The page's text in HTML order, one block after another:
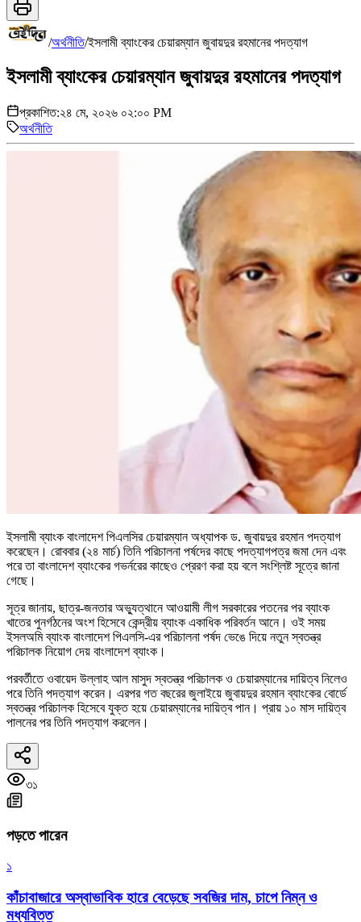
/অর্থনীতি/ইসলামী ব্যাংকের চেয়ারম্যান জুবায়দুর রহমানের পদত্যাগ
ইসলামী ব্যাংকের চেয়ারম্যান জুবায়দুর রহমানের পদত্যাগ
প্রকাশিত:২৪ মে, ২০২৬ ০২:০০ PM
অর্থনীতি
ইসলামী ব্যাংক বাংলাদেশ পিএলসির চেয়ারম্যান অধ্যাপক ড. জুবায়দুর রহমান পদত্যাগ
করেছেন। রোববার (২৪ মার্চ) তিনি পরিচালনা পর্ষদের কাছে পদত্যাগপত্র জমা দেন এবং
পরে তা বাংলাদেশ ব্যাংকের গভর্নরের কাছেও প্রেরণ করা হয় বলে সংশ্লিষ্ট সূত্রে জানা
গেছে।
সূত্র জানায়, ছাত্র-জনতার অভ্যুত্থানে আওয়ামী লীগ সরকারের পতনের পর ব্যাংক
খাতের পুনর্গঠনের অংশ হিসেবে কেন্দ্রীয় ব্যাংক একাধিক পরিবর্তন আনে। ওই সময়
ইসলঅমি ব্যাংক বাংলাদেশ পিএলসি-এর পরিচালনা পর্ষদ ভেঙে দিয়ে নতুন স্বতন্ত্র
পরিচালক নিয়োগ দেয় বাংলাদেশ ব্যাংক।
পরবর্তীতে ওবায়েদ উল্লাহ আল মাসুদ স্বতন্ত্র পরিচালক ও চেয়ারম্যানের দায়িত্ব নিলেও
পরে তিনি পদত্যাগ করেন। এরপর গত বছরের জুলাইয়ে জুবায়দুর রহমান ব্যাংকের বোর্ডে
স্বতন্ত্র পরিচালক হিসেবে যুক্ত হয়ে চেয়ারম্যানের দায়িত্ব পান। প্রায় ১০ মাস দায়িত্ব
পালনের পর তিনি পদত্যাগ করলেন।
৩১
পড়তে পারেন
১
কাঁচাবাজারে অস্বাভাবিক হারে বেড়েছে সবজির দাম, চাপে নিম্ন ও
মধ্যবিত্ত